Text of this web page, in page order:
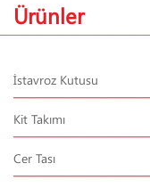
Ürünler
İstavroz Kutusu
Kit Takımı
Cer Tası